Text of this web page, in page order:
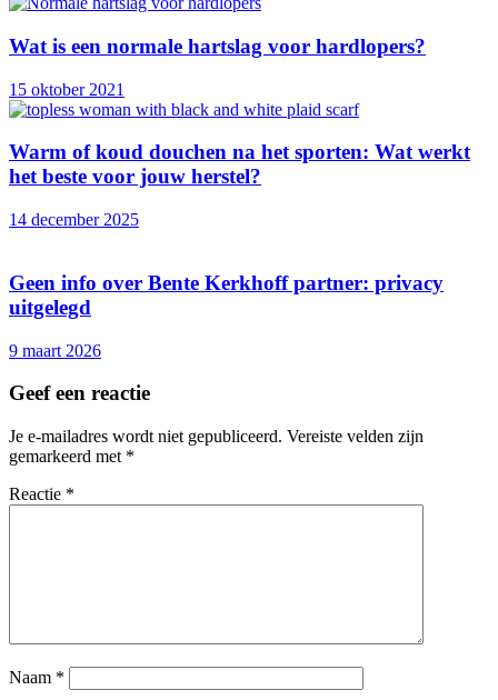
Wat is een normale hartslag voor hardlopers?
15 oktober 2021
Warm of koud douchen na het sporten: Wat werkt
het beste voor jouw herstel?
14 december 2025
Geen info over Bente Kerkhoff partner: privacy
uitgelegd
9 maart 2026
Geef een reactie
Je e-mailadres wordt niet gepubliceerd. Vereiste velden zijn
gemarkeerd met *
Reactie *
Naam *